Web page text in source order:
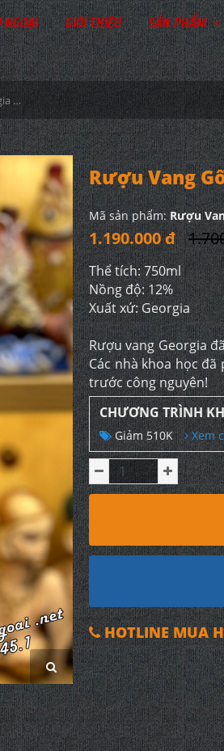
NGOẠI GIỚI THIỆU SẢN PHẨM
Rượu Vang Gốm Georgia MS102
Rượu Vang
Mã sản phẩm:Rượu
1.190.000 đ
Thể tích: 750ml
Nồng độ: 12%
Xuất xứ: Georgia
Rượu vang Georgia
Các nhà khoa học
trước công nguyên!
CHƯƠNG TRÌNH
Giảm 510K Xem
HOTLINE MUA